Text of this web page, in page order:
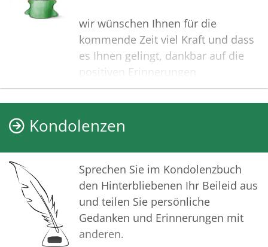
wir wünschen Ihnen für die
kommende Zeit viel Kraft und dass
es Ihnen gelingt, dankbar auf die
positiven Erinnerungen
zurückzublicken. Diese Gedenkseite
möge Ihnen dabei helfen, Ihre
Trauer zu teilen und das Andenken
gemeinsam wachzuhalten.
In aufrichtiger Verbundenheit
Ihr Bestattungshaus Krisinger
Kondolenzen
Sprechen Sie im Kondolenzbuch
den Hinterbliebenen Ihr Beileid aus
und teilen Sie persönliche
Gedanken und Erinnerungen mit
anderen.